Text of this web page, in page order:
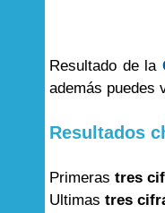
Resultado de la
además puedes
Resultados
Primeras tres
Ultimas tres